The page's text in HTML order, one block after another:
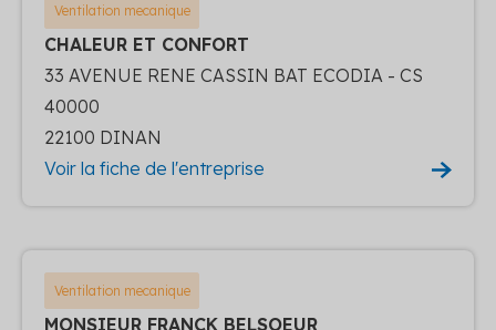
Ventilation mecanique
CHALEUR ET CONFORT
33 AVENUE RENE CASSIN BAT ECODIA - CS
40000
22100 DINAN
Voir la fiche de l'entreprise
Ventilation mecanique
MONSIEUR FRANCK BELSOEUR